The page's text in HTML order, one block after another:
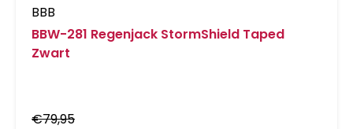
BBB
BBW-281 Regenjack StormShield Taped
Zwart
€79,95